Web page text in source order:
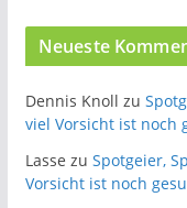
Neueste
Dennis Knoll zu
viel Vorsicht ist noch
Lasse zu Spotgeier,
Vorsicht ist noch